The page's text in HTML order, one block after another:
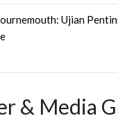
Ujian
& Media